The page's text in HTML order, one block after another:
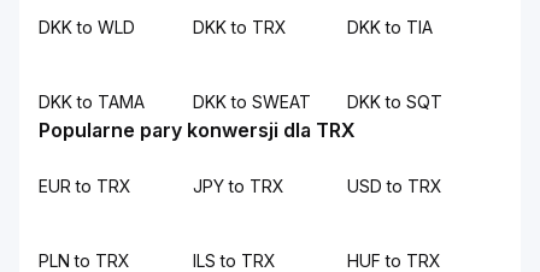
DKK to WLD DKK to TRX DKK to TIA
DKK to TAMA DKK to SWEAT DKK to SQT
Popularne pary konwersji dla TRX
EUR to TRX JPY to TRX USD to TRX
PLN to TRX ILS to TRX HUF to TRX